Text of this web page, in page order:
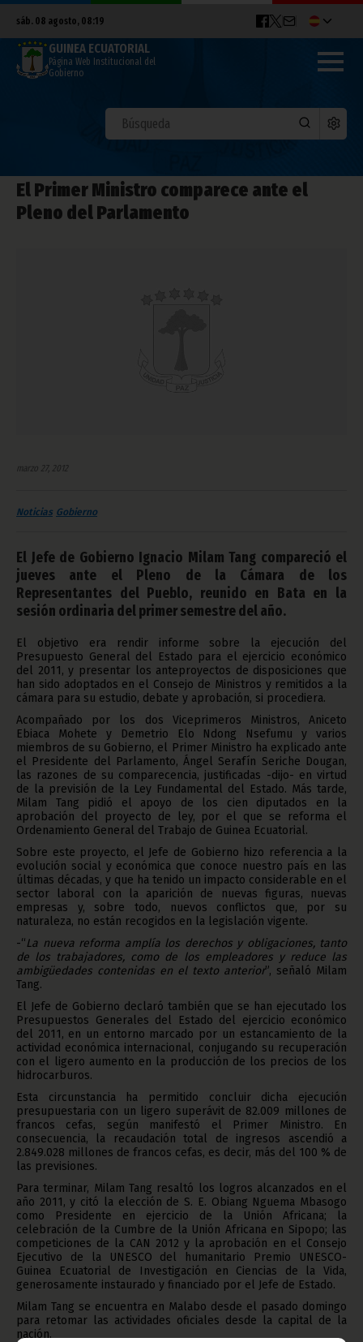
sáb. 08 agosto, 08:19
GUINEA ECUATORIAL
Página Web Institucional del
Gobierno
El Primer Ministro comparece ante el
Pleno del Parlamento
marzo 27, 2012
Noticias Gobierno
El Jefe de Gobierno Ignacio Milam Tang compareció el
jueves ante el Pleno de la Cámara de los
Representantes del Pueblo, reunido en Bata en la
sesión ordinaria del primer semestre del año.
El objetivo era rendir informe sobre la ejecución del
Presupuesto General del Estado para el ejercicio económico
del 2011, y presentar los anteproyectos de disposiciones que
han sido adoptados en el Consejo de Ministros y remitidos a la
cámara para su estudio, debate y aprobación, si procediera.
Acompañado por los dos Viceprimeros Ministros, Aniceto
Ebiaca Mohete y Demetrio Elo Ndong Nsefumu y varios
miembros de su Gobierno, el Primer Ministro ha explicado ante
el Presidente del Parlamento, Ángel Serafín Seriche Dougan,
las razones de su comparecencia, justificadas -dijo- en virtud
de la previsión de la Ley Fundamental del Estado. Más tarde,
Milam Tang pidió el apoyo de los cien diputados en la
aprobación del proyecto de ley, por el que se reforma el
Ordenamiento General del Trabajo de Guinea Ecuatorial.
Sobre este proyecto, el Jefe de Gobierno hizo referencia a la
evolución social y económica que conoce nuestro país en las
últimas décadas, y que ha tenido un impacto considerable en el
sector laboral con la aparición de nuevas figuras, nuevas
empresas y, sobre todo, nuevos conflictos que, por su
naturaleza, no están recogidos en la legislación vigente.
-“La nueva reforma amplía los derechos y obligaciones, tanto
de los trabajadores, como de los empleadores y reduce las
ambigüedades contenidas en el texto anterior”, señaló Milam
Tang.
El Jefe de Gobierno declaró también que se han ejecutado los
Presupuestos Generales del Estado del ejercicio económico
del 2011, en un entorno marcado por un estancamiento de la
actividad económica internacional, conjugando su recuperación
con el ligero aumento en la producción de los precios de los
hidrocarburos.
Esta circunstancia ha permitido concluir dicha ejecución
presupuestaria con un ligero superávit de 82.009 millones de
francos cefas, según manifestó el Primer Ministro. En
consecuencia, la recaudación total de ingresos ascendió a
2.849.028 millones de francos cefas, es decir, más del 100 % de
las previsiones.
Para terminar, Milam Tang resaltó los logros alcanzados en el
año 2011, y citó la elección de S. E. Obiang Nguema Mbasogo
como Presidente en ejercicio de la Unión Africana; la
celebración de la Cumbre de la Unión Africana en Sipopo; las
competiciones de la CAN 2012 y la aprobación en el Consejo
Ejecutivo de la UNESCO del humanitario Premio UNESCO-
Guinea Ecuatorial de Investigación en Ciencias de la Vida,
generosamente instaurado y financiado por el Jefe de Estado.
Milam Tang se encuentra en Malabo desde el pasado domingo
para retomar las actividades oficiales desde la capital de la
nación.